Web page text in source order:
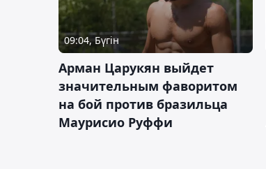
09:04, Бүгін
Арман Царукян выйдет
значительным фаворитом
на бой против бразильца
Маурисио Руффи